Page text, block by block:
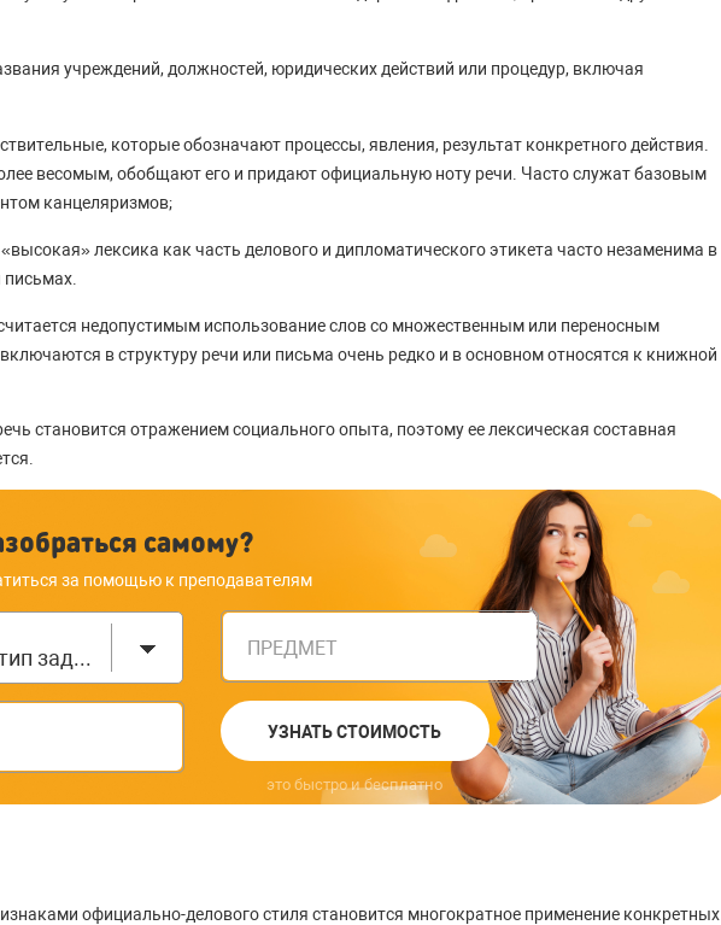
учреждений, должностей, юридических действий или процедур, включая
которые обозначают процессы, явления, результат конкретного действия.
весомым, обобщают его и придают официальную ноту речи. Часто служат базовым
канцеляризмов;
лексика как часть делового и дипломатического этикета часто незаменима в
недопустимым использование слов со множественным или переносным
в структуру речи или письма очень редко и в основном относятся к книжной
становится отражением социального опыта, поэтому ее лексическая составная
самому?
за помощью к преподавателям
Выберите тип задания ПРЕДМЕТ
УЗНАТЬ СТОИМОСТЬ
это быстро и бесплатно
официально-делового стиля становится многократное применение конкретных